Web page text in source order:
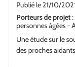
Publié le 21/10/
Porteurs de projet
personnes âgées -
Une étude sur le
des proches